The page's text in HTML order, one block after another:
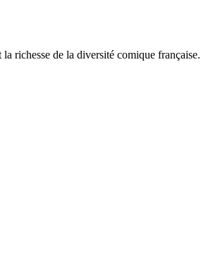
richesse de la diversité comique française.